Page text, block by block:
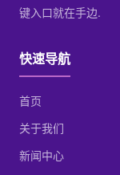
键入口就在手边.
快速导航
首页
关于我们
新闻中心